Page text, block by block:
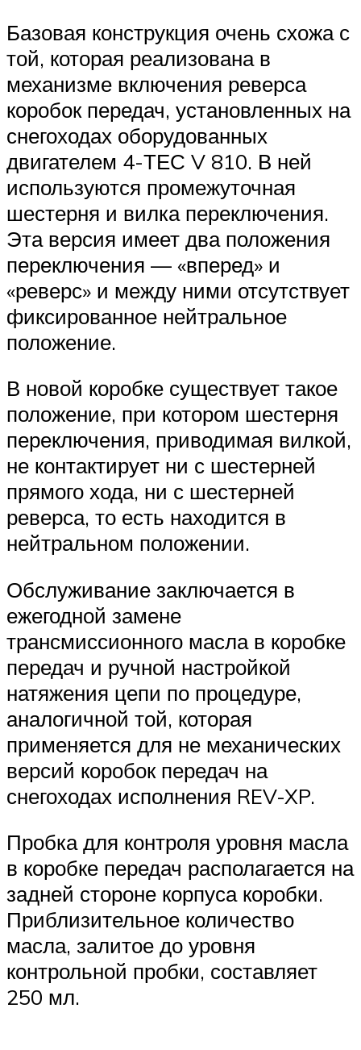
Базовая конструкция очень схожа с
той, которая реализована в
механизме включе­ния реверса
коробок передач, установленных на
снегоходах оборудованных
двигателем 4-ТЕС V 810. В ней
используются промежуточная
шестерня и вилка переключения.
Эта вер­сия имеет два положения
переключения — «вперед» и
«реверс» и между ними отсутству­ет
фиксированное нейтральное
положение.
В новой коробке существует такое
положение, при котором шестерня
переключе­ния, приводимая вилкой,
не контактирует ни с шестерней
прямого хода, ни с шестерней
реверса, то есть находится в
нейтральном положении.
Обслуживание заключается в
ежегодной замене
трансмиссионного масла в коробке
передач и ручной настройкой
натяжения цепи по процедуре,
аналогичной той, которая
применяется для не механических
версий коробок передач на
снегоходах исполнения REV-XP.
Пробка для контроля уровня масла
в коробке передач располагается на
задней сто­роне корпуса коробки.
Приблизительное количество
масла, залитое до уровня
контроль­ной пробки, составляет
250 мл.